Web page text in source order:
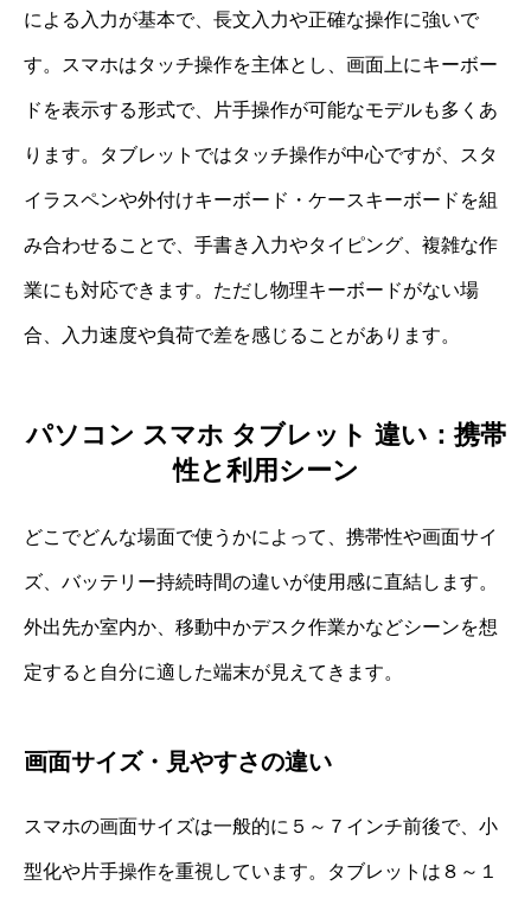
による入力が基本で、長文入力や正確な操作に強いで
す。スマホはタッチ操作を主体とし、画面上にキーボー
ドを表示する形式で、片手操作が可能なモデルも多くあ
ります。タブレットではタッチ操作が中心ですが、スタ
イラスペンや外付けキーボード・ケースキーボードを組
み合わせることで、手書き入力やタイピング、複雑な作
業にも対応できます。ただし物理キーボードがない場
合、入力速度や負荷で差を感じることがあります。
パソコン スマホ タブレット 違い：携帯
性と利用シーン
どこでどんな場面で使うかによって、携帯性や画面サイ
ズ、バッテリー持続時間の違いが使用感に直結します。
外出先か室内か、移動中かデスク作業かなどシーンを想
定すると自分に適した端末が見えてきます。
画面サイズ・見やすさの違い
スマホの画面サイズは一般的に５～７インチ前後で、小
型化や片手操作を重視しています。タブレットは８～１